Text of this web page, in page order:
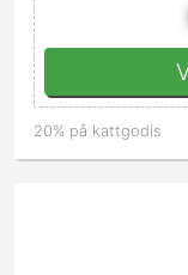
20% på kattgodis